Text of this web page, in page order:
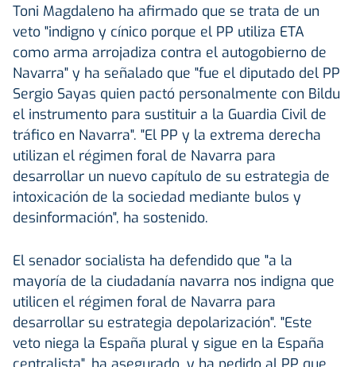
Toni Magdaleno ha afirmado que se trata de un
veto "indigno y cínico porque el PP utiliza ETA
como arma arrojadiza contra el autogobierno de
Navarra" y ha señalado que "fue el diputado del PP
Sergio Sayas quien pactó personalmente con Bildu
el instrumento para sustituir a la Guardia Civil de
tráfico en Navarra". "El PP y la extrema derecha
utilizan el régimen foral de Navarra para
desarrollar un nuevo capítulo de su estrategia de
intoxicación de la sociedad mediante bulos y
desinformación", ha sostenido.
El senador socialista ha defendido que "a la
mayoría de la ciudadanía navarra nos indigna que
utilicen el régimen foral de Navarra para
desarrollar su estrategia depolarización". "Este
veto niega la España plural y sigue en la España